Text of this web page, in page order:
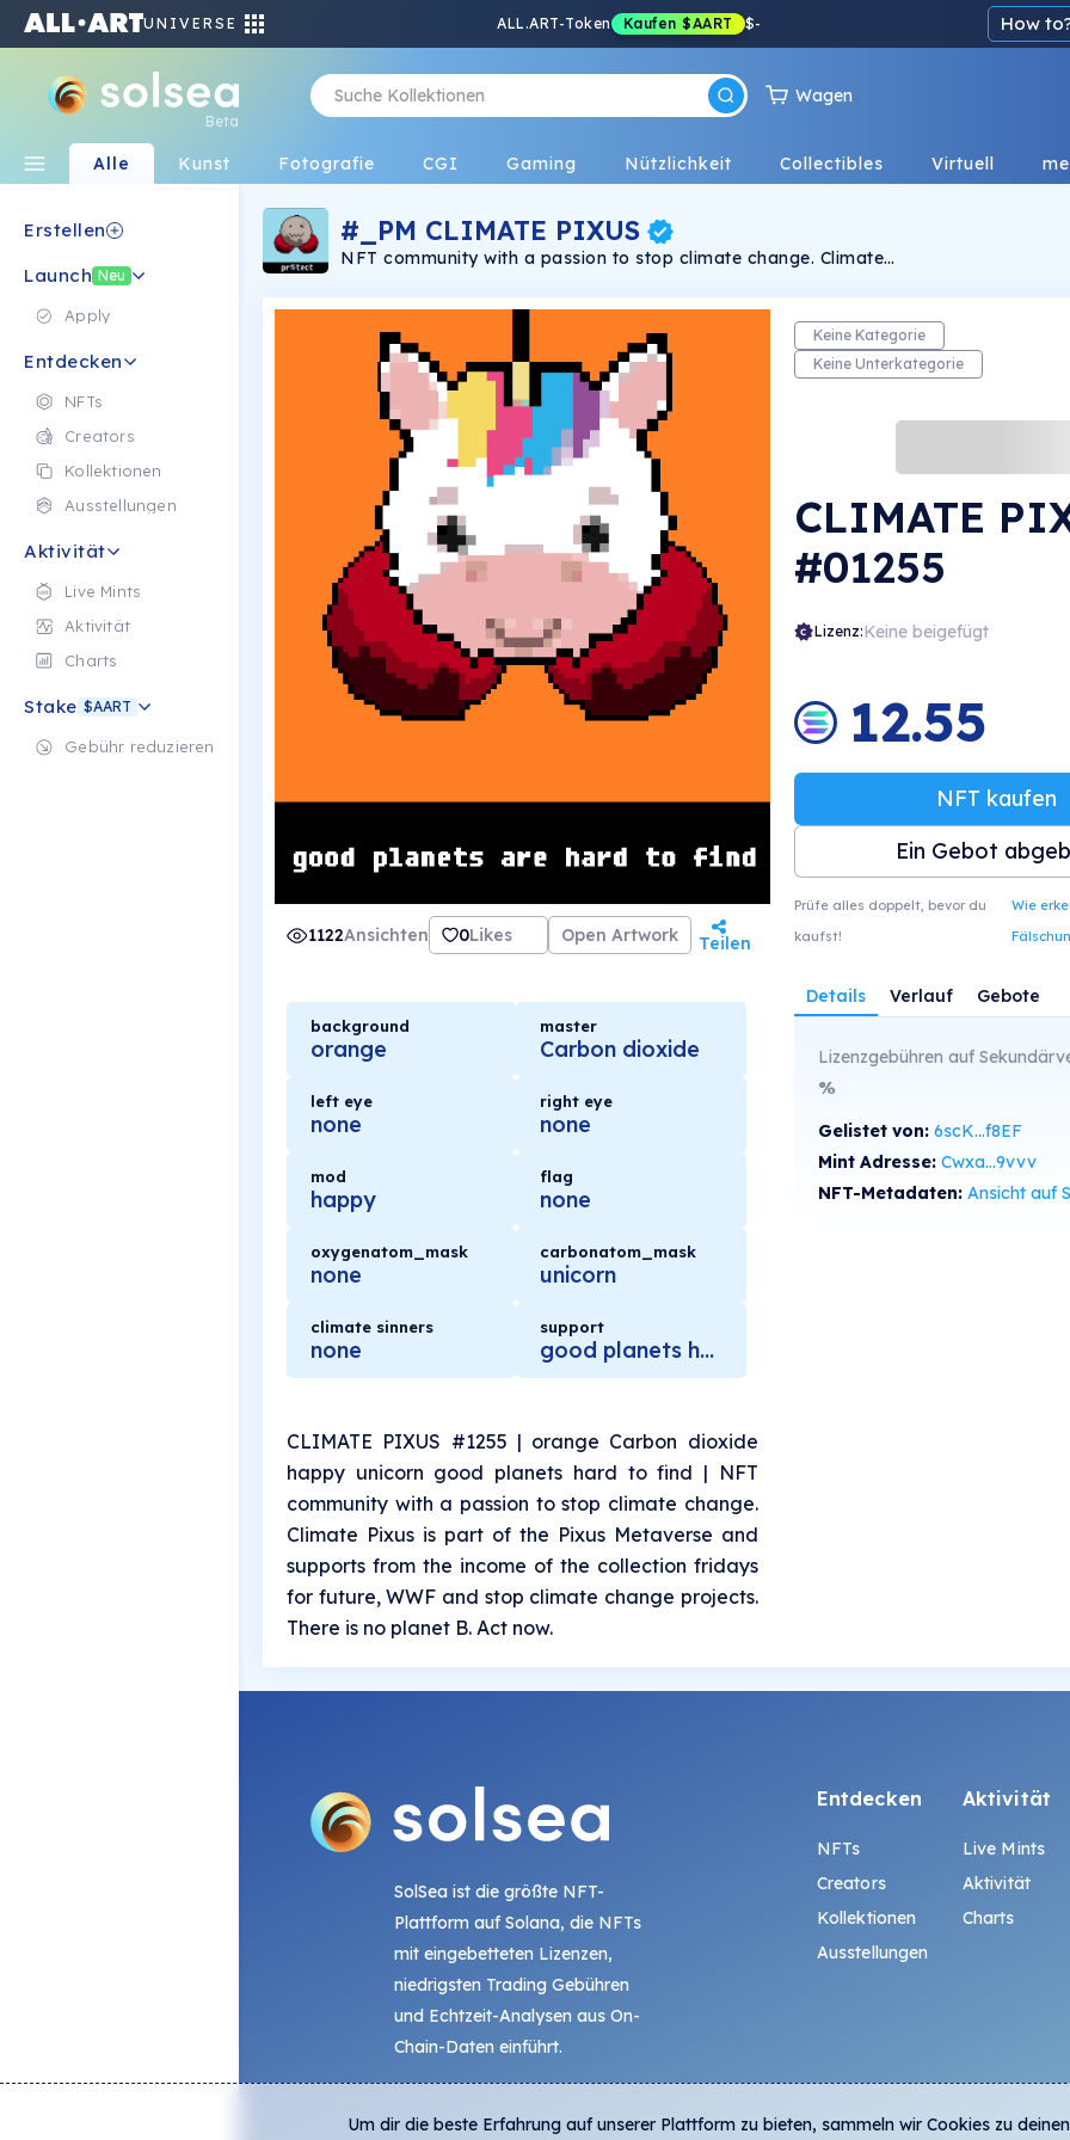
UNIVERSE ALL.ART-Token Kaufen $AART $- How
Beta
Wagen
Alle Kunst Fotografie CGI Gaming Nützlichkeit Collectibles Virtuell
Erstellen
Launch Neu
Apply
Entdecken
NFTs
Creators
Kollektionen
Ausstellungen
Aktivität
Live Mints
Aktivität
Charts
Stake $AART
Gebühr reduzieren
#_PM CLIMATE PIXUS
NFT community with a passion to stop climate change. Climate
of the collection fridays for future, WWF and stop climate change
projects. There is no planet B. Act now.
1122Ansichten 0Likes Open Artwork Teilen
background
orange
master
Carbon dioxide
left eye
none
right eye
none
mod
happy
flag
none
oxygenatom_mask
none
carbonatom_mask
unicorn
climate sinners
none
support
good planets hard to find
CLIMATE PIXUS #1255 | orange Carbon dioxide
happy unicorn good planets hard to find | NFT
community with a passion to stop climate change.
Climate Pixus is part of the Pixus Metaverse and
supports from the income of the collection fridays
for future, WWF and stop climate change projects.
There is no planet B. Act now.
Keine Kategorie
Keine Unterkategorie
CLIMATE
#01255
Lizenz:Keine beigefügt
12.55
NFT kaufen
Ein Gebot
Prüfe alles doppelt, bevor du
kaufst!
Wie
Details Verlauf Gebote
Lizenzgebühren auf
%
Gelistet von: 6scK...f8EF
Mint Adresse: Cwxa...9vvv
NFT-Metadaten: Ansicht auf
SolSea ist die größte NFT-
Plattform auf Solana, die NFTs
mit eingebetteten Lizenzen,
niedrigsten Trading Gebühren
und Echtzeit-Analysen aus On-
Chain-Daten einführt.
Entdecken
NFTs
Creators
Kollektionen
Ausstellungen
Aktivität
Live Mints
Aktivität
Charts
Um dir die beste Erfahrung auf unserer Plattform zu bieten, sammeln wir Cookies zu